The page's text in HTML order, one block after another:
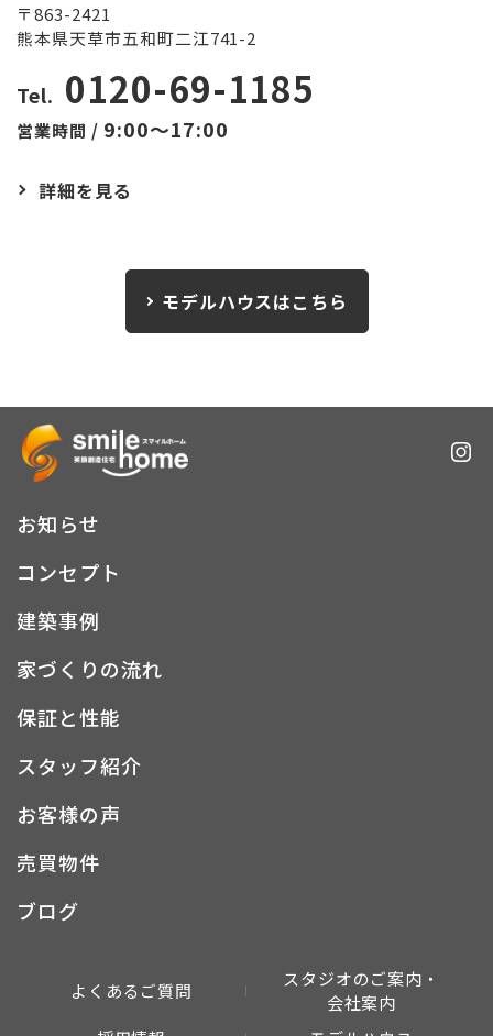
〒863-2421
熊本県天草市五和町二江741-2
Tel. 0120-69-1185
営業時間 / 9:00～17:00
詳細を見る
モデルハウスはこちら
お知らせ
コンセプト
建築事例
家づくりの流れ
保証と性能
スタッフ紹介
お客様の声
売買物件
ブログ
よくあるご質問
スタジオのご案内・
会社案内